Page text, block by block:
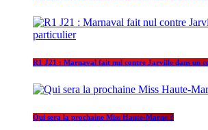
R1 J21 : Marnaval fait nul contre Jarville dans un
Qui sera la prochaine Miss Haute-Marne ?